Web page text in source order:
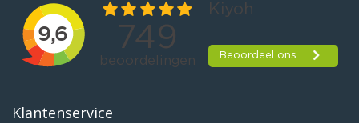
Klantenservice